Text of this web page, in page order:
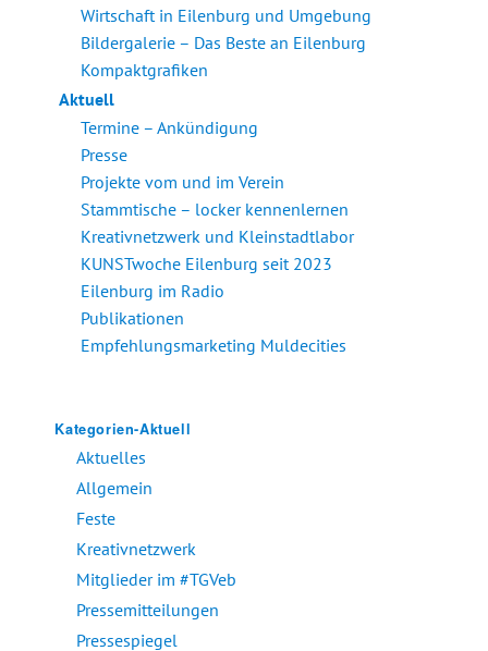
Wirtschaft in Eilenburg und Umgebung
Bildergalerie – Das Beste an Eilenburg
Kompaktgrafiken
Aktuell
Termine – Ankündigung
Presse
Projekte vom und im Verein
Stammtische – locker kennenlernen
Kreativnetzwerk und Kleinstadtlabor
KUNSTwoche Eilenburg seit 2023
Eilenburg im Radio
Publikationen
Empfehlungsmarketing Muldecities
Kategorien-Aktuell
Aktuelles
Allgemein
Feste
Kreativnetzwerk
Mitglieder im #TGVeb
Pressemitteilungen
Pressespiegel